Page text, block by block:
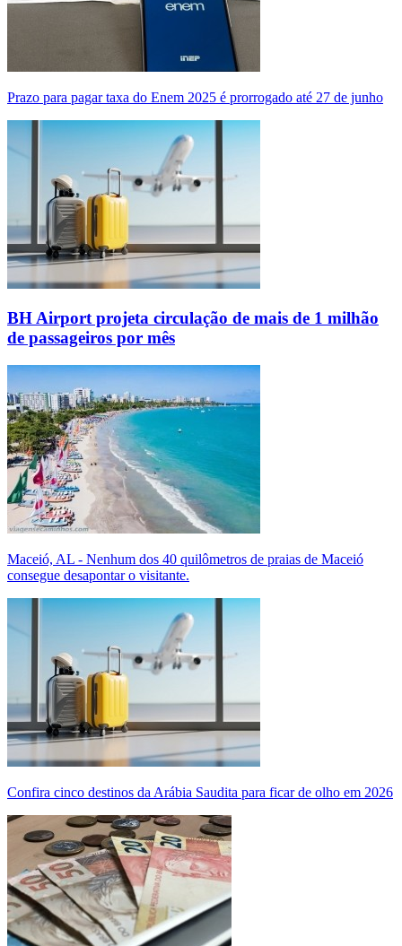
Prazo para pagar taxa do Enem 2025 é prorrogado até 27 de junho
BH Airport projeta circulação de mais de 1 milhão
de passageiros por mês
Maceió, AL - Nenhum dos 40 quilômetros de praias de Maceió
consegue desapontar o visitante.
Confira cinco destinos da Arábia Saudita para ficar de olho em 2026